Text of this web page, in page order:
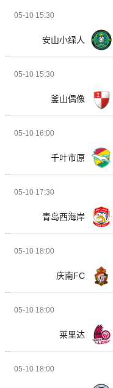
05-10 15:30
安山小绿人
05-10 15:30
釜山偶像
05-10 16:00
千叶市原
05-10 17:30
青岛西海岸
05-10 18:00
庆南FC
05-10 18:00
莱里达
05-10 18:00